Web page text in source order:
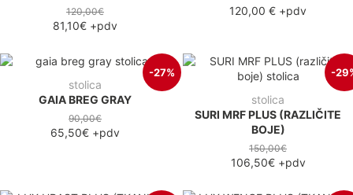
120,00€
81,10€ +pdv
120,00 € +pdv
-27%
stolica
GAIA BREG GRAY
90,00€
65,50€ +pdv
-
stolica
SURI MRF PLUS (RAZLIČITE
BOJE)
150,00€
106,50€+pdv